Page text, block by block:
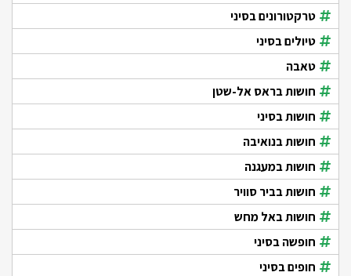
טרקטורונים בסיני
טיולים בסיני
טאבה
חושות בראס אל-שטן
חושות בסיני
חושות בנואיבה
חושות במעגנה
חושות בביר סוויר
חושות באל מחש
חופשה בסיני
חופים בסיני